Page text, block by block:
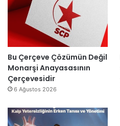
i
”
l
a
s
o
n
r
a
y
n
i
Bu Çerçeve Çözümün Değil
Monarşi Anayasasının
Çerçevesidir
6 Ağustos 2026